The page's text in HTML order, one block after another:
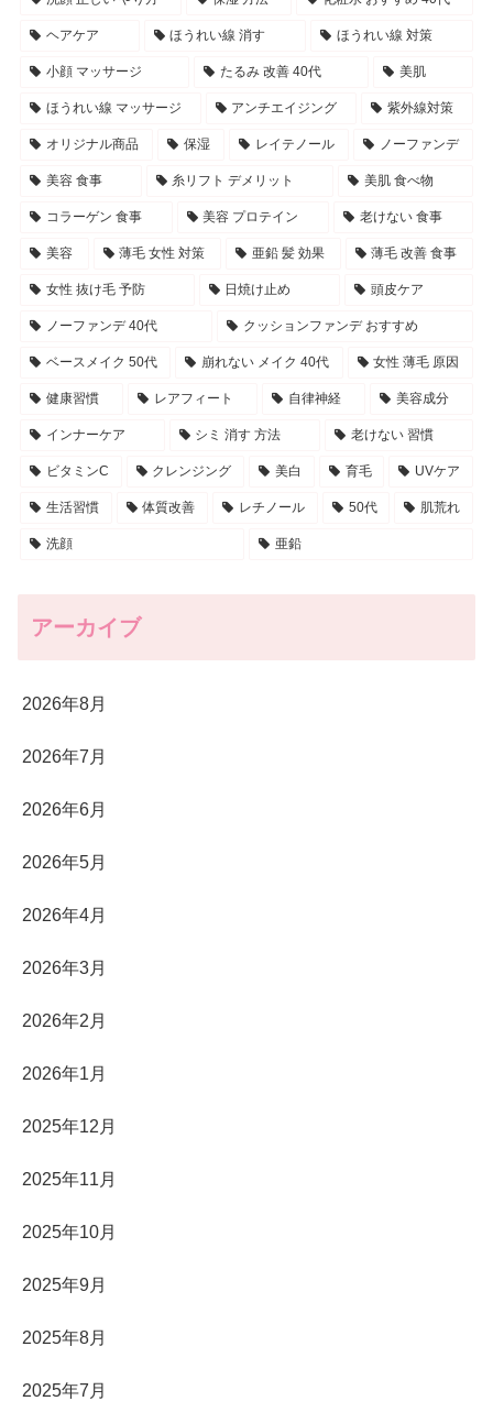
ヘアケア ほうれい線 消す ほうれい線 対策
小顔 マッサージ たるみ 改善 40代 美肌
ほうれい線 マッサージ アンチエイジング 紫外線対策
オリジナル商品 保湿 レイテノール ノーファンデ
美容 食事 糸リフト デメリット 美肌 食べ物
コラーゲン 食事 美容 プロテイン 老けない 食事
美容 薄毛 女性 対策 亜鉛 髪 効果 薄毛 改善 食事
女性 抜け毛 予防 日焼け止め 頭皮ケア
ノーファンデ 40代 クッションファンデ おすすめ
ベースメイク 50代 崩れない メイク 40代 女性 薄毛 原因
健康習慣 レアフィート 自律神経 美容成分
インナーケア シミ 消す 方法 老けない 習慣
ビタミンC クレンジング 美白 育毛 UVケア
生活習慣 体質改善 レチノール 50代 肌荒れ
洗顔 亜鉛
アーカイブ
2026年8月
2026年7月
2026年6月
2026年5月
2026年4月
2026年3月
2026年2月
2026年1月
2025年12月
2025年11月
2025年10月
2025年9月
2025年8月
2025年7月